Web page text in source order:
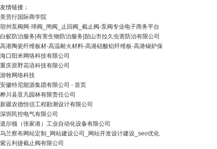
友情链接：
美营行国际商学院
宿州泵阀网-球阀_闸阀_止回阀_截止阀-泵阀专业电子商务平台
白蚁防治服务|有害生物防治服务|韶山市拉久虫害防治有限公司
高港陶瓷纤维板材-高温耐火材料-高港硅酸铝纤维板-高港锅炉保
海口阳米网络科技有限公司
重庆原野花语科技有限公司
游牧网络科技
安徽特尼能源集团有限公司 - 首页
桦川县亚凡园林有限责任公司
新疆农德恒信工程勘测设计有限公司
深圳民控电气有限公司
道尔顿（张家港）工业自动化设备有限公司
乌兰察布网站定制_网站建设公司_网站开发设计建设_seo优化
紫云利捷截止阀有限公司